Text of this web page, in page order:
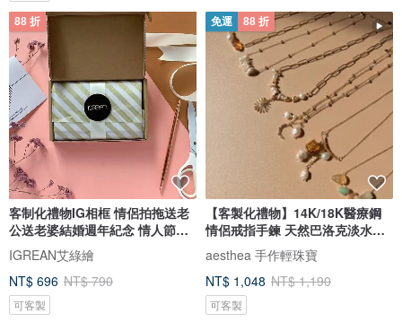
88 折
客制化禮物IG相框 情侶拍拖送老
公送老婆結婚週年紀念 情人節禮
盒
IGREAN艾綠繪
NT$ 696 NT$ 790
可客製
免運 88 折
【客製化禮物】14K/18K醫療鋼
情侶戒指手鍊 天然巴洛克淡水珍
aesthea 手作輕珠寶
NT$ 1,048 NT$ 1,190
可客製